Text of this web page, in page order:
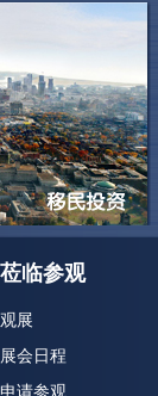
莅临参观
观展
展会日程
申请参观